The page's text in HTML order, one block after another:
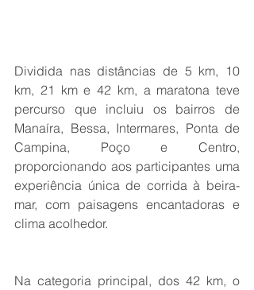
Dividida nas distâncias de 5 km, 10
km, 21 km e 42 km, a maratona teve
percurso que incluiu os bairros de
Manaíra, Bessa, Intermares, Ponta de
Campina, Poço e Centro,
proporcionando aos participantes uma
experiência única de corrida à beira-
mar, com paisagens encantadoras e
clima acolhedor.
Na categoria principal, dos 42 km, o